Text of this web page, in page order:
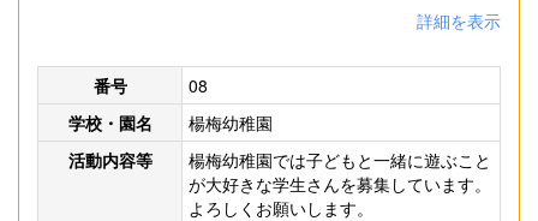
詳細を表示
番号
08
学校・園名
楊梅幼稚園
活動内容等
楊梅幼稚園では子どもと一緒に遊ぶこと
が大好きな学生さんを募集しています。
よろしくお願いします。